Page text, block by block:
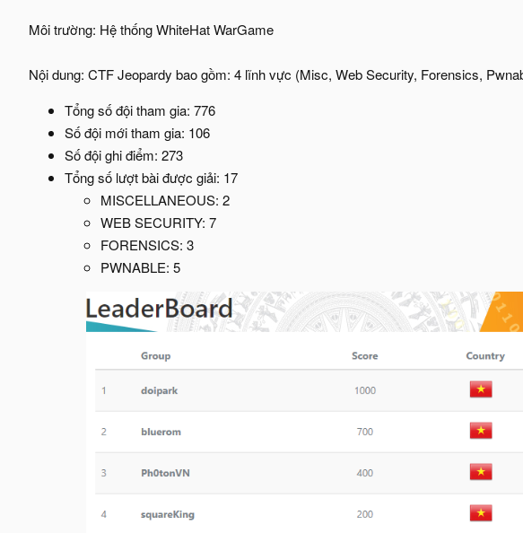
Môi trường: Hệ thống WhiteHat WarGame
Nội dung: CTF Jeopardy bao gồm: 4 lĩnh vực (Misc, Web Security, Forensics,
Tổng số đội tham gia: 776
Số đội mới tham gia: 106
Số đội ghi điểm: 273
Tổng số lượt bài được giải: 17
MISCELLANEOUS: 2
WEB SECURITY: 7
FORENSICS: 3
PWNABLE: 5